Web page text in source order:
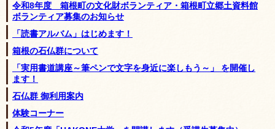
令和8年度 箱根町の文化財ボランティア・箱根町立郷土資料館
ボランティア募集のお知らせ
「読書アルバム」はじめます！
箱根の石仏群について
「実用書道講座～筆ペンで文字を身近に楽しもう～」 を開催し
ます！
石仏群 御利用案内
体験コーナー